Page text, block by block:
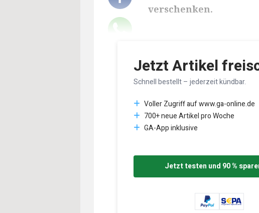
verschenken.
Jetzt Artikel
Schnell bestellt – jederzeit kündbar.
Voller Zugriff auf www.ga-online.de
700+ neue Artikel pro Woche
GA-App inklusive
Jetzt testen und 90 %